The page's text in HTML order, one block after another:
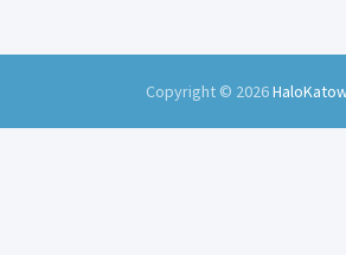
Copyright © 2026